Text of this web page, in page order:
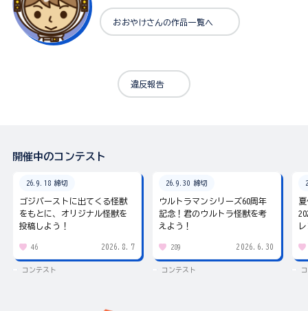
おおやけさんの作品一覧へ
違反報告
開催中のコンテスト
26.9.18 締切
ゴジバーストに出てくる怪獣
をもとに、オリジナル怪獣を
投稿しよう！
46 2026.8.7
コンテスト
26.9.30 締切
ウルトラマンシリーズ60周年
記念！君のウルトラ怪獣を考
えよう！
289 2026.6.30
コンテスト